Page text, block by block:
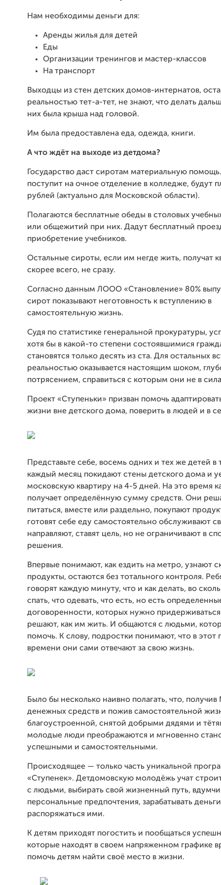
Нам необходимы деньги для:
Аренды жилья для детей
Еды
Организации тренингов и мастер-классов
На транспорт
Выходцы из стен детских домов-интернатов,
реальностью тет-а-тет, не знают, что делать
них была крыша над головой.
Им была предоставлена еда, одежда, книги.
А что ждёт на выходе из детдома?
Государство даст сиротам материальную
поступит на очное отделение в колледже, будут
рублей (актуально для Московской области).
Полагаются бесплатные обеды в столовых
или общежитий при них. Дадут бесплатный
приобретение учебников.
Остальные сироты, если им негде жить, получат
скорее всего, не сразу.
Согласно данным ЛООО «Становление» 80%
сирот показывают неготовность к вступлению в
самостоятельную жизнь.
Судя по статистике генеральной прокуратуры,
хотя бы в какой-то степени состоявшимися
становятся только десять из ста. Для остальных
реальностью оказывается настоящим шоком,
потрясением, справиться с которым они не в
Проект «Ступеньки» призван помочь
жизни вне детского дома, поверить в людей и в
Представьте себе, восемь одних и тех же детей в
каждый месяц покидают стены детского дома и
московскую квартиру на 4-5 дней. На это время
получает определённую сумму средств. Они
питаться, вместе или раздельно, покупают
готовят себе еду самостоятельно обслуживают
направляют, ставят цель, но не ограничивают в
решения.
Впервые понимают, как ездить на метро, узнают
продукты, остаются без тотального контроля.
говорят каждую минуту, что и как делать, во
спать, что одевать, что есть, но есть
договоренности, которых нужно
решают, как им жить. И общаются с людьми,
помочь. К слову, подростки понимают, что в этот
времени они сами отвечают за свою жизнь.
Было бы несколько наивно полагать, что,
денежных средств и пожив самостоятельной
благоустроенной, снятой добрыми дядями и
молодые люди преображаются и мгновенно
успешными и самостоятельными.
Происходящее — только часть уникальной
«Ступенек». Детдомовскую молодёжь учат
с людьми, выбирать свой жизненный путь,
персональные предпочтения, зарабатывать
распоряжаться ими.
К детям приходят погостить и пообщаться
которые находят в своем напряженном графике
помочь детям найти своё место в жизни.